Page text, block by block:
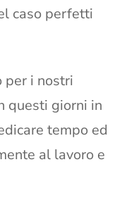
caso perfetti
per i nostri
questi giorni in
tempo ed
al lavoro e